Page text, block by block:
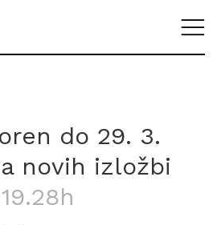
do 29. 3.
novih izložbi